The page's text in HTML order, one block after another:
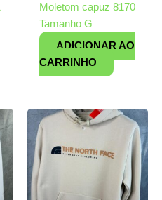
Moletom capuz 8170
Tamanho G
ADICIONAR AO
CARRINHO